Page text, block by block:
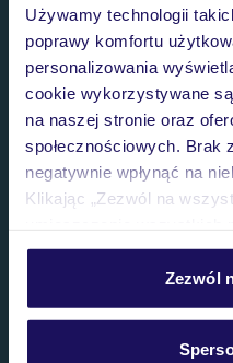
Używamy technologii
poprawy komfortu
personalizowania
cookie wykorzystywane
na naszej stronie oraz
społecznościowych. Brak
negatywnie wpłynąć na
Klikając „Zezwól na
personalizować swój
Szczegółowe informacje
Zezwól